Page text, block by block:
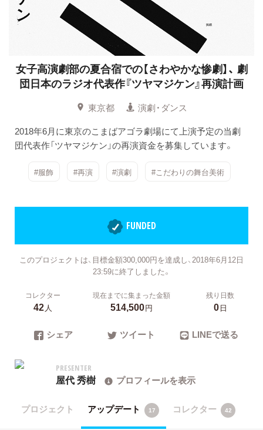
女子高演劇部の夏合宿での【さわやかな惨劇】、 劇
団日本のラジオ代表作『ツヤマジケン』再演計画
東京都
演劇・ダンス
2018年6月に東京のこまばアゴラ劇場にて上演予定の当劇
団代表作「ツヤマジケン」の再演資金を募集しています。
#服飾 #再演 #演劇 #こだわりの舞台美術
FUNDED
このプロジェクトは、目標金額300,000円を達成し、2018年6月12日
23:59に終了しました。
コレクター
42人
現在までに集まった金額
514,500円
残り日数
0日
シェア ツイート LINEで送る
PRESENTER
屋代 秀樹 プロフィールを表示
プロジェクト アップデート 17 コレクター 42